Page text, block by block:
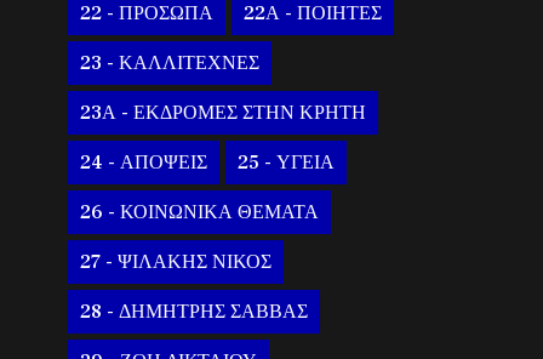
22 - ΠΡΟΣΩΠΑ 22Α - ΠΟΙΗΤΕΣ
23 - ΚΑΛΛΙΤΕΧΝΕΣ
23Α - ΕΚΔΡΟΜΕΣ ΣΤΗΝ ΚΡΗΤΗ
24 - ΑΠΟΨΕΙΣ 25 - ΥΓΕΙΑ
26 - ΚΟΙΝΩΝΙΚΑ ΘΕΜΑΤΑ
27 - ΨΙΛΑΚΗΣ ΝΙΚΟΣ
28 - ΔΗΜΗΤΡΗΣ ΣΑΒΒΑΣ